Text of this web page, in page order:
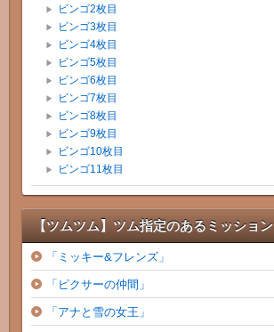
ビンゴ2枚目
ビンゴ3枚目
ビンゴ4枚目
ビンゴ5枚目
ビンゴ6枚目
ビンゴ7枚目
ビンゴ8枚目
ビンゴ9枚目
ビンゴ10枚目
ビンゴ11枚目
【ツムツム】ツム指定のあるミッション
「ミッキー&フレンズ」
「ピクサーの仲間」
「アナと雪の女王」